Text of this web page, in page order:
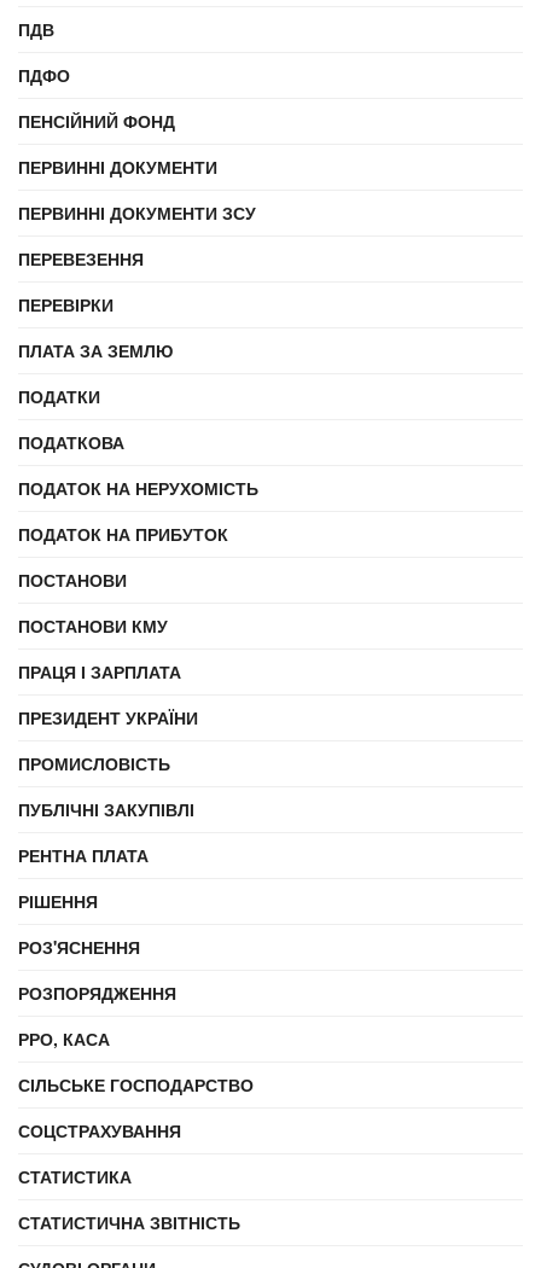
ПДВ
ПДФО
ПЕНСІЙНИЙ ФОНД
ПЕРВИННІ ДОКУМЕНТИ
ПЕРВИННІ ДОКУМЕНТИ ЗСУ
ПЕРЕВЕЗЕННЯ
ПЕРЕВІРКИ
ПЛАТА ЗА ЗЕМЛЮ
ПОДАТКИ
ПОДАТКОВА
ПОДАТОК НА НЕРУХОМІСТЬ
ПОДАТОК НА ПРИБУТОК
ПОСТАНОВИ
ПОСТАНОВИ КМУ
ПРАЦЯ І ЗАРПЛАТА
ПРЕЗИДЕНТ УКРАЇНИ
ПРОМИСЛОВІСТЬ
ПУБЛІЧНІ ЗАКУПІВЛІ
РЕНТНА ПЛАТА
РІШЕННЯ
РОЗ'ЯСНЕННЯ
РОЗПОРЯДЖЕННЯ
РРО, КАСА
СІЛЬСЬКЕ ГОСПОДАРСТВО
СОЦСТРАХУВАННЯ
СТАТИСТИКА
СТАТИСТИЧНА ЗВІТНІСТЬ